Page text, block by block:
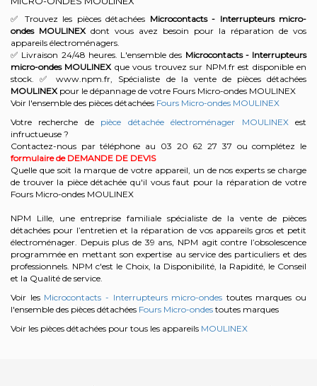
✅ Trouvez les pièces détachées Microcontacts - Interrupteurs micro-
ondes MOULINEXdont vous avez besoin pour la réparation de vos
appareils électroménagers.
✅ Livraison 24/48 heures. L'ensemble des Microcontacts - Interrupteurs
micro-ondes MOULINEXque vous trouvez sur NPM.fr est disponible en
stock. ✅ www.npm.fr, Spécialiste de la vente de pièces détachées
MOULINEXpour le dépannage de votre Fours Micro-ondes MOULINEX
Voir l'ensemble des pièces détachées Fours Micro-ondes MOULINEX
Votre recherche de pièce détachée électroménager MOULINEXest
infructueuse ?
Contactez-nous par téléphone au 03 20 62 27 37 ou complétez le
formulaire de DEMANDE DE DEVIS
Quelle que soit la marque de votre appareil, un de nos experts se charge
de trouver la pièce détachée qu'il vous faut pour la réparation de votre
Fours Micro-ondes MOULINEX
NPM Lille, une entreprise familiale spécialiste de la vente de pièces
détachées pour l’entretien et la réparation de vos appareils gros et petit
électroménager. Depuis plus de 39 ans, NPM agit contre l’obsolescence
programmée en mettant son expertise au service des particuliers et des
professionnels. NPM c'est le Choix, la Disponibilité, la Rapidité, le Conseil
et la Qualité de service.
Voir les Microcontacts - Interrupteurs micro-ondes toutes marques ou
l'ensemble des pièces détachées Fours Micro-ondes toutes marques
Voir les pièces détachées pour tous les appareils MOULINEX